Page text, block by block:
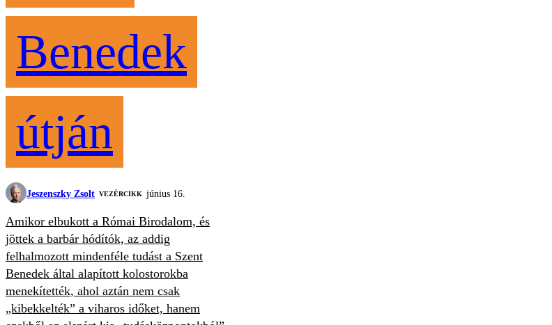
Benedek
útján
Jeszenszky Zsolt VEZÉRCIKK június 16.
Amikor elbukott a Római Birodalom, és
jöttek a barbár hódítók, az addig
felhalmozott mindenféle tudást a Szent
Benedek által alapított kolostorokba
menekítették, ahol aztán nem csak
„kibekkelték” a viharos időket, hanem